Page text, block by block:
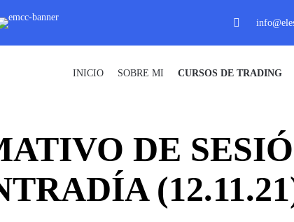
INICIO SOBRE MI CURSOS DE TRADING
DE